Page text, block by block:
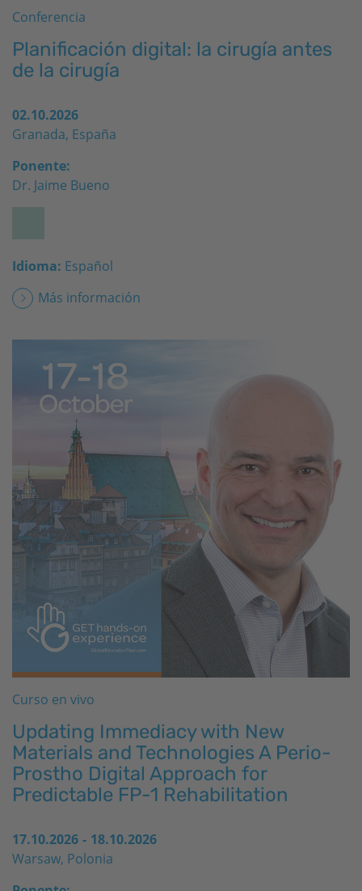
Conferencia
Planificación digital: la cirugía antes
de la cirugía
02.10.2026
Granada, España
Ponente:
Dr. Jaime Bueno
Idioma: Español
Más información
Curso en vivo
Updating Immediacy with New
Materials and Technologies A Perio-
Prostho Digital Approach for
Predictable FP-1 Rehabilitation
17.10.2026 - 18.10.2026
Warsaw, Polonia